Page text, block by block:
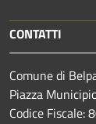
CONTATTI
Comune di
Piazza
Codice Fiscale: